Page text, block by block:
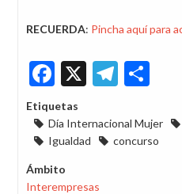
RECUERDA: Pincha aquí para
Facebook
X
Etiquetas
Día Internacional Mujer
Igualdad
concurso
Ámbito
Interempresas